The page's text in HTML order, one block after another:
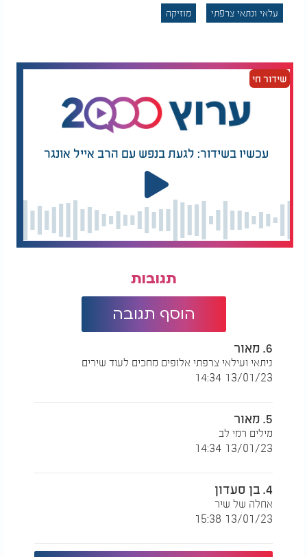
עלאי ונתאי צרפתי - 'החיים סבבה':
עלאי ונתאי צרפתי מוזיקה
שידור חי
עכשיו בשידור: לגעת בנפש עם הרב אייל אונגר
תגובות
הוסף תגובה
6. מאור
ניתאי ועילאי צרפתי אלופים מחכים לעוד שירים
13/01/23 14:34
5. מאור
מילים רמי לב
13/01/23 14:34
4. בן סעדון
אחלה של שיר
13/01/23 15:38